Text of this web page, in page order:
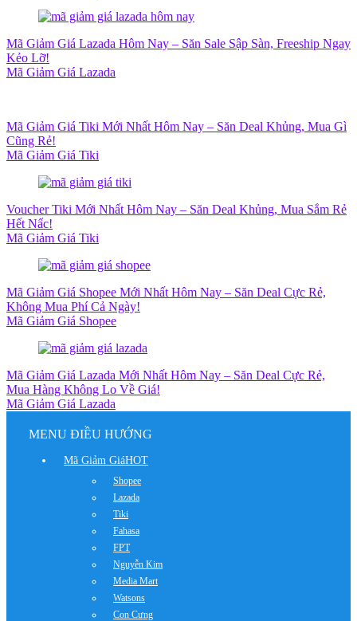
Mã Giảm Giá Lazada Hôm Nay – Săn Sale Sập Sàn, Freeship Ngay
Kẻo Lỡ!
Mã Giảm Giá Lazada
Mã Giảm Giá Tiki Mới Nhất Hôm Nay – Săn Deal Khủng, Mua Gì
Cũng Rẻ!
Mã Giảm Giá Tiki
Voucher Tiki Mới Nhất Hôm Nay – Săn Deal Khủng, Mua Sắm Rẻ
Hết Nấc!
Mã Giảm Giá Tiki
Mã Giảm Giá Shopee Mới Nhất Hôm Nay – Săn Deal Cực Rẻ,
Không Mua Phí Cả Ngày!
Mã Giảm Giá Shopee
Mã Giảm Giá Lazada Mới Nhất Hôm Nay – Săn Deal Cực Rẻ,
Mua Hàng Không Lo Về Giá!
Mã Giảm Giá Lazada
MENU ĐIỀU HƯỚNG
Mã Giảm GiáHOT
Shopee
Lazada
Tiki
Fahasa
FPT
Nguyễn Kim
Media Mart
Watsons
Con Cưng